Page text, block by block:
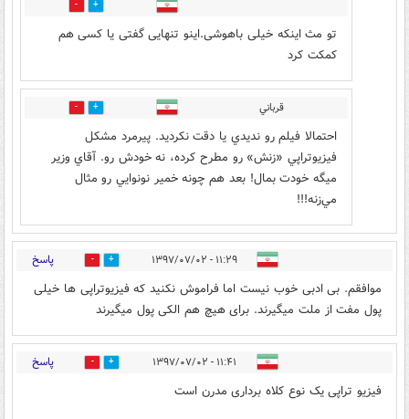
39
تو مث اینکه خیلی باهوشی.اینو تنهایی گفتی یا کسی هم
کمکت کرد
قرباني 19
احتمالا فيلم رو نديدي يا دقت نكرديد. پيرمرد مشكل
فيزيوتراپي «زنش» رو مطرح كرده، نه خودش رو. آقاي وزير
ميگه خودت بمال! بعد هم چونه خمير نونوايي رو مثال
مي‌زنه!!!
۱۱:۲۹ - ۱۳۹۷/۰۷/۰۲ 30 پاسخ
موافقم. بی ادبی خوب نیست اما فراموش نکنید که فیزیوتراپی ها خیلی
پول مفت از ملت میگیرند. برای هیچ هم الکی پول میگیرند
۱۱:۴۱ - ۱۳۹۷/۰۷/۰۲ 15 پاسخ
فیزیو تراپی یک نوع کلاه برداری مدرن است